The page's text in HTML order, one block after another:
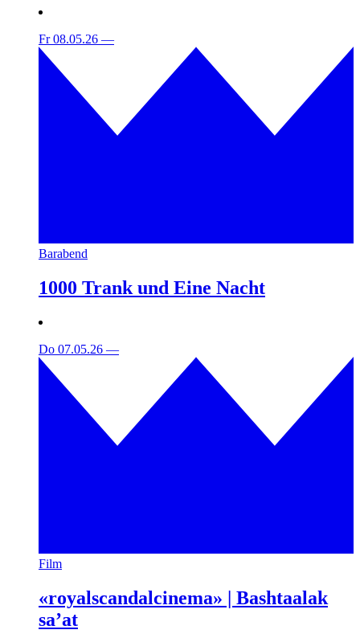
Fr 08.05.26 —
Barabend
1000 Trank und Eine Nacht
Do 07.05.26 —
Film
«royalscandalcinema» | Bashtaalak
sa’at